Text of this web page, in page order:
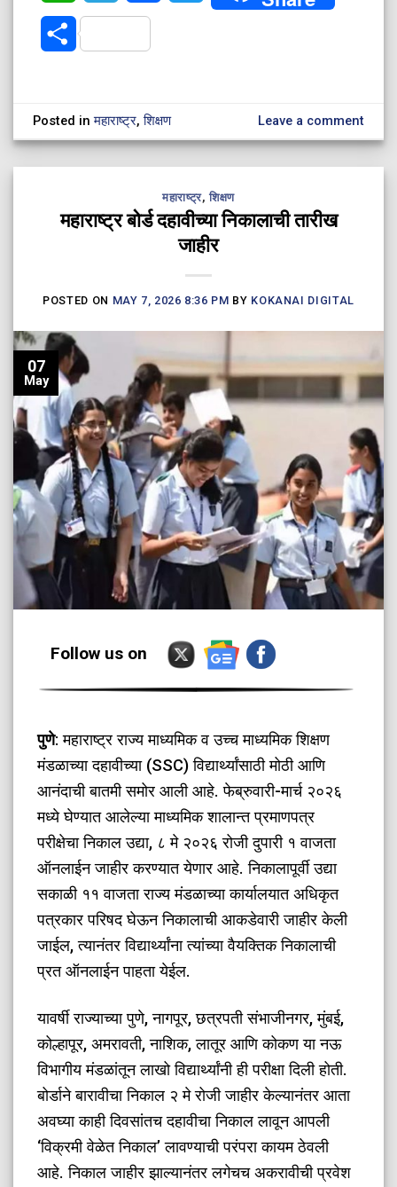
Share
Posted inमहाराष्ट्र,शिक्षण Leave a comment
महाराष्ट्र,शिक्षण
महाराष्ट्र बोर्ड दहावीच्या निकालाची तारीख
जाहीर
POSTED ON MAY 7, 2026 8:36 PM BY KOKANAI DIGITAL
07
May
Follow us on
पुणे: महाराष्ट्र राज्य माध्यमिक व उच्च माध्यमिक शिक्षण
मंडळाच्या दहावीच्या (SSC) विद्यार्थ्यांसाठी मोठी आणि
आनंदाची बातमी समोर आली आहे. फेब्रुवारी-मार्च २०२६
मध्ये घेण्यात आलेल्या माध्यमिक शालान्त प्रमाणपत्र
परीक्षेचा निकाल उद्या, ८ मे २०२६ रोजी दुपारी १ वाजता
ऑनलाईन जाहीर करण्यात येणार आहे. निकालापूर्वी उद्या
सकाळी ११ वाजता राज्य मंडळाच्या कार्यालयात अधिकृत
पत्रकार परिषद घेऊन निकालाची आकडेवारी जाहीर केली
जाईल, त्यानंतर विद्यार्थ्यांना त्यांच्या वैयक्तिक निकालाची
प्रत ऑनलाईन पाहता येईल.
​यावर्षी राज्याच्या पुणे, नागपूर, छत्रपती संभाजीनगर, मुंबई,
कोल्हापूर, अमरावती, नाशिक, लातूर आणि कोकण या नऊ
विभागीय मंडळांतून लाखो विद्यार्थ्यांनी ही परीक्षा दिली होती.
बोर्डाने बारावीचा निकाल २ मे रोजी जाहीर केल्यानंतर आता
अवघ्या काही दिवसांतच दहावीचा निकाल लावून आपली
‘विक्रमी वेळेत निकाल’ लावण्याची परंपरा कायम ठेवली
आहे. निकाल जाहीर झाल्यानंतर लगेचच अकरावीची प्रवेश